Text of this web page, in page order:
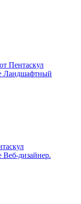
Пентаскул
Ландшафтный
дизайнер.